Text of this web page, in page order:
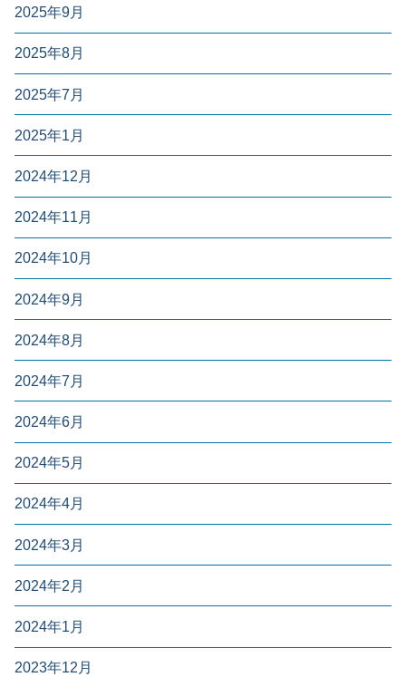
2025年9月
2025年8月
2025年7月
2025年1月
2024年12月
2024年11月
2024年10月
2024年9月
2024年8月
2024年7月
2024年6月
2024年5月
2024年4月
2024年3月
2024年2月
2024年1月
2023年12月